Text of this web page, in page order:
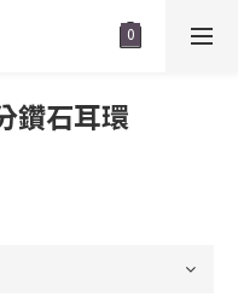
鑽石耳環